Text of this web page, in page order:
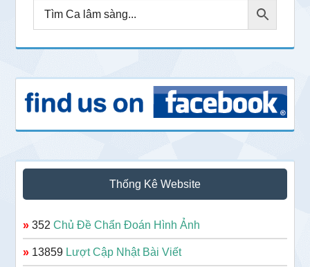
Thống Kê Website
» 352Chủ Đề Chẩn Đoán Hình Ảnh
» 13859 Lượt Cập Nhật Bài Viết